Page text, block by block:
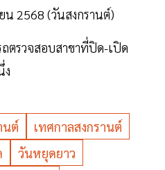
น 2568 (วันสงกรานต์)
ตรวจสอบสาขาที่ปิด-เปิด
ง
นต์
เทศกาลสงกรานต์
วันหยุดยาว